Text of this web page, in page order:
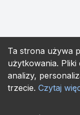
Ta strona używa
użytkowania.
analizy,
trzecie. Czytaj